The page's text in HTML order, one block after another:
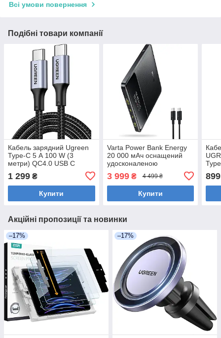
Всі умови повернення
Подібні товари компанії
Кабель зарядний Ugreen
Type-C 5 А 100 W (3
метри) QC4.0 USB C
MacBook iPad iPhone
1 299 ₴
Купити
Varta Power Bank Energy
20 000 мАч оснащений
удосконаленою
зарядним кабелем
3 999₴ 4 499 ₴
Купити
899
Акційні пропозиції та новинки
–17% –17%